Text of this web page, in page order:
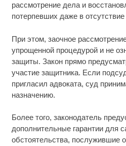
рассмотрение дела и
потерпевших даже в
При этом, заочное
упрощенной процедурой и не
защиты. Закон прямо
участие защитника. Если
пригласил адвоката, суд
назначению.
Более того, законодатель
дополнительные гарантии для
обстоятельства, послужившие